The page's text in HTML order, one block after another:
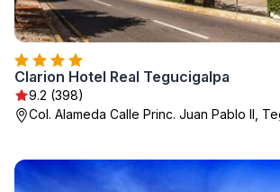
Clarion Hotel Real Tegucigalpa
9.2 (398)
Col. Alameda Calle Princ. Juan Pablo II,